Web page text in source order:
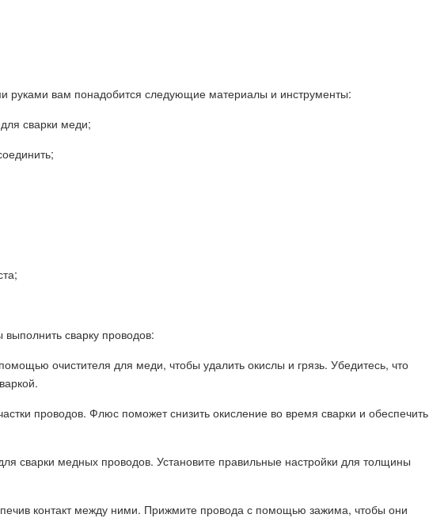
руками вам понадобится следующие материалы и инструменты:
сварки меди;
сварку проводов:
очистителя для меди, чтобы удалить окислы и грязь. Убедитесь, что
проводов. Флюс поможет снизить окисление во время сварки и обеспечить
сварки медных проводов. Установите правильные настройки для толщины
контакт между ними. Прижмите провода с помощью зажима, чтобы они